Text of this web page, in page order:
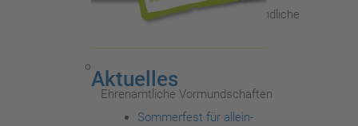
E-Mailberatung für Kinder/Jugendliche
Ehrenamtliche Vormundschaften
Aktuelles
Sommerfest für allein-